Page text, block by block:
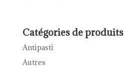
5,00€
Catégories de produits
Antipasti
Autres